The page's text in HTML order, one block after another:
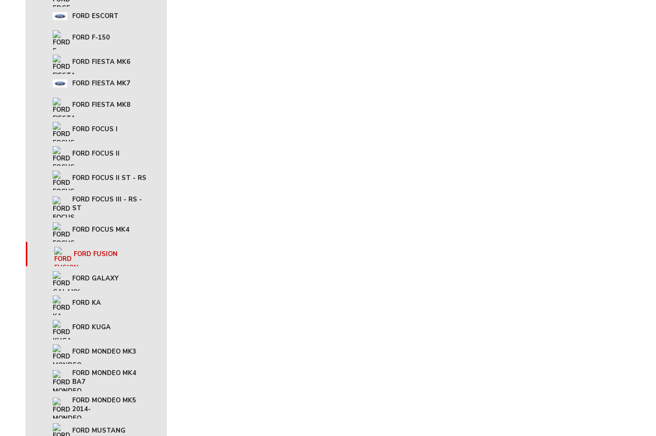
FORD ESCORT
FORD F-150
FORD FIESTA MK6
FORD FIESTA MK7
FORD FIESTA MK8
FORD FOCUS I
FORD FOCUS II
FORD FOCUS II ST - RS
FORD FOCUS III - RS -
ST
FORD FOCUS MK4
FORD FUSION
FORD GALAXY
FORD KA
FORD KUGA
FORD MONDEO MK3
FORD MONDEO MK4
BA7
FORD MONDEO MK5
2014-
FORD MUSTANG